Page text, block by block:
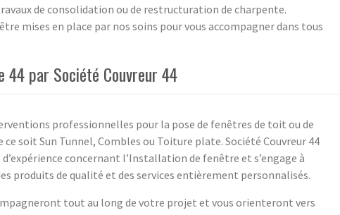
de consolidation ou de restructuration de charpente.
mises en place par nos soins pour vous accompagner dans tous
44 par Société Couvreur 44
professionnelles pour la pose de fenêtres de toit ou de
soit Sun Tunnel, Combles ou Toiture plate. Société Couvreur 44
concernant l’Installation de fenêtre et s’engage à
produits de qualité et des services entièrement personnalisés.
tout au long de votre projet et vous orienteront vers